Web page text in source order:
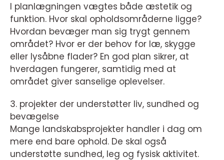
I planlægningen vægtes både æstetik og
funktion. Hvor skal opholdsområderne ligge?
Hvordan bevæger man sig trygt gennem
området? Hvor er der behov for læ, skygge
eller lysåbne flader? En god plan sikrer, at
hverdagen fungerer, samtidig med at
området giver sanselige oplevelser.
3. projekter der understøtter liv, sundhed og
bevægelse
Mange landskabsprojekter handler i dag om
mere end bare ophold. De skal også
understøtte sundhed, leg og fysisk aktivitet.